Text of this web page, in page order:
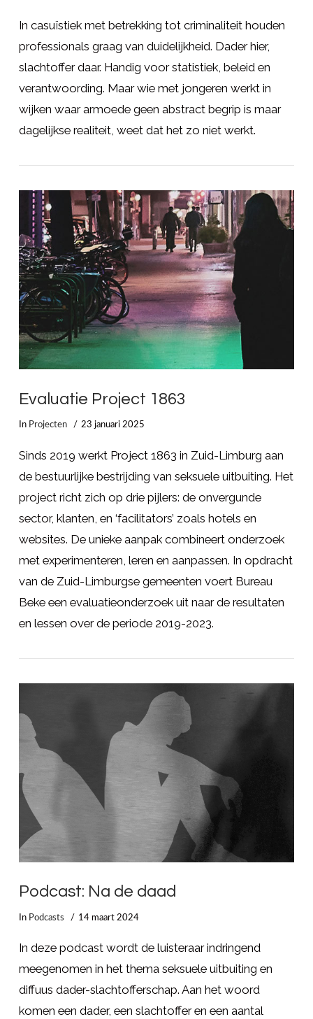
LEES MEER
In casuïstiek met betrekking tot criminaliteit houden
professionals graag van duidelijkheid. Dader hier,
slachtoffer daar. Handig voor statistiek, beleid en
verantwoording. Maar wie met jongeren werkt in
wijken waar armoede geen abstract begrip is maar
dagelijkse realiteit, weet dat het zo niet werkt.
Evaluatie Project 1863
In Projecten 23 januari 2025
Sinds 2019 werkt Project 1863 in Zuid-Limburg aan
de bestuurlijke bestrijding van seksuele uitbuiting. Het
project richt zich op drie pijlers: de onvergunde
sector, klanten, en ‘facilitators’ zoals hotels en
websites. De unieke aanpak combineert onderzoek
met experimenteren, leren en aanpassen. In opdracht
van de Zuid-Limburgse gemeenten voert Bureau
Beke een evaluatieonderzoek uit naar de resultaten
en lessen over de periode 2019-2023.
Podcast: Na de daad
In Podcasts 14 maart 2024
In deze podcast wordt de luisteraar indringend
meegenomen in het thema seksuele uitbuiting en
diffuus dader-slachtofferschap. Aan het woord
komen een dader, een slachtoffer en een aantal